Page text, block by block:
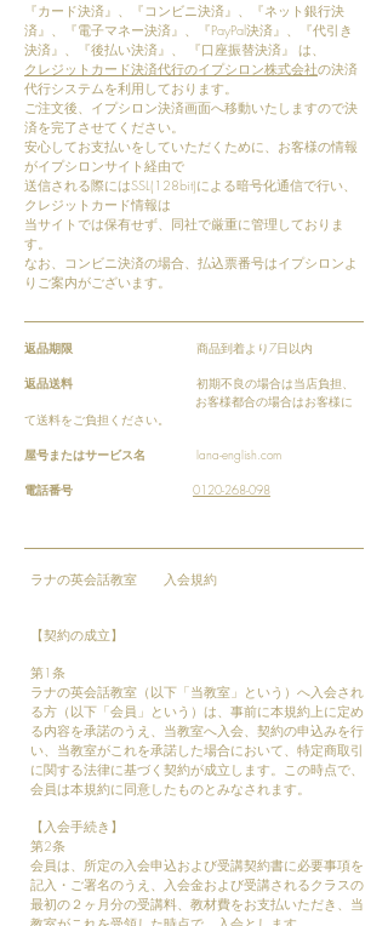
『カード決済』、『コンビニ決済』、『ネット銀行決
済』、『電子マネー決済』、『PayPal決済』、『代引き
決済』、『後払い決済』、 『口座振替決済』 は、
クレジットカード決済代行のイプシロン株式会社の決済
代行システムを利用しております。
ご注文後、イプシロン決済画面へ移動いたしますので決
済を完了させてください。
安心してお支払いをしていただくために、お客様の情報
がイプシロンサイト経由で
送信される際にはSSL(128bit)による暗号化通信で行い、
クレジットカード情報は
当サイトでは保有せず、同社で厳重に管理しておりま
す。
なお、コンビニ決済の場合、払込票番号はイプシロンよ
りご案内がございます。
返品期限 商品到着より7日以内
返品送料 初期不良の場合は当店負担、
お客様都合の場合はお客様に
て送料をご負担ください。
屋号またはサービス名 lana-english.com
電話番号 0120-268-098
ラナの英会話教室 入会規約
【契約の成立】
第1条
ラナの英会話教室（以下「当教室」という）へ入会され
る方（以下「会員」という）は、事前に本規約上に定め
る内容を承諾のうえ、当教室へ入会、契約の申込みを行
い、当教室がこれを承諾した場合において、特定商取引
に関する法律に基づく契約が成立します。この時点で、
会員は本規約に同意したものとみなされます。
【入会手続き】
第2条
会員は、所定の入会申込および受講契約書に必要事項を
記入・ご署名のうえ、入会金および受講されるクラスの
最初の２ヶ月分の受講料、教材費をお支払いただき、当